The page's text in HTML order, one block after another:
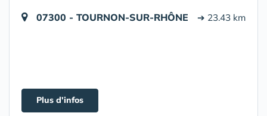
07300 - TOURNON-SUR-RHÔNE ➔ 23.43 km
Plus d'infos